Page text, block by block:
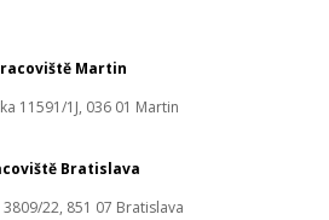
Martin
11591/1J, 036 01 Martin
Bratislava
22, 851 07 Bratislava